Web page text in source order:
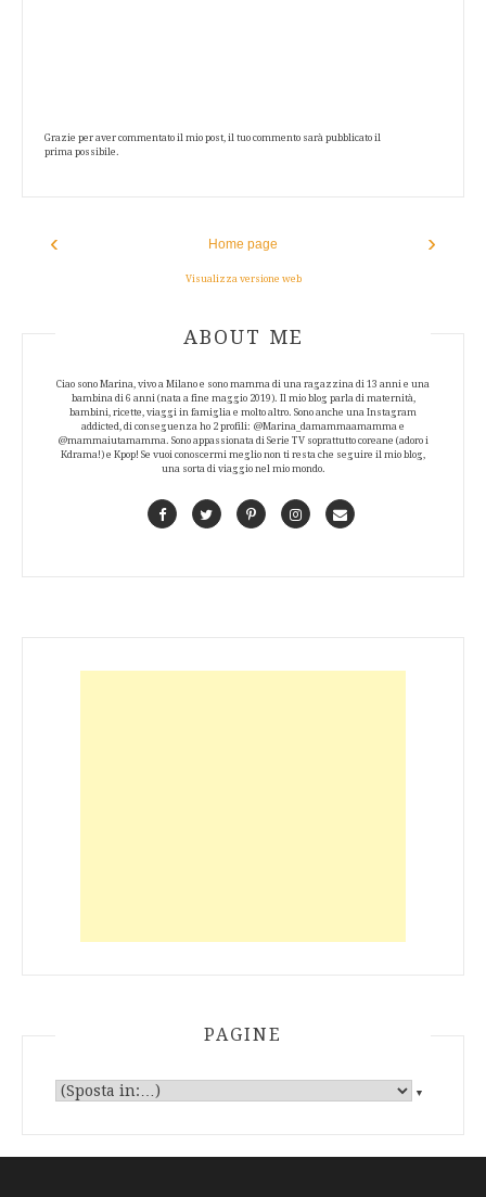
Grazie per aver commentato il mio post, il tuo commento sarà pubblicato il
prima possibile.
‹ ›
Home page
Visualizza versione web
ABOUT AUTHOR
ABOUT ME
Ciao sono Marina, vivo a Milano e sono mamma di una ragazzina di 13 anni e una
bambina di 6 anni (nata a fine maggio 2019). Il mio blog parla di maternità,
bambini, ricette, viaggi in famiglia e molto altro. Sono anche una Instagram
addicted, di conseguenza ho 2 profili: @Marina_damammaamamma e
@mammaiutamamma. Sono appassionata di Serie TV soprattutto coreane (adoro i
Kdrama!) e Kpop! Se vuoi conoscermi meglio non ti resta che seguire il mio blog,
una sorta di viaggio nel mio mondo.
FacebookTwitterPinterestInstagramContact
PAGINE
▼